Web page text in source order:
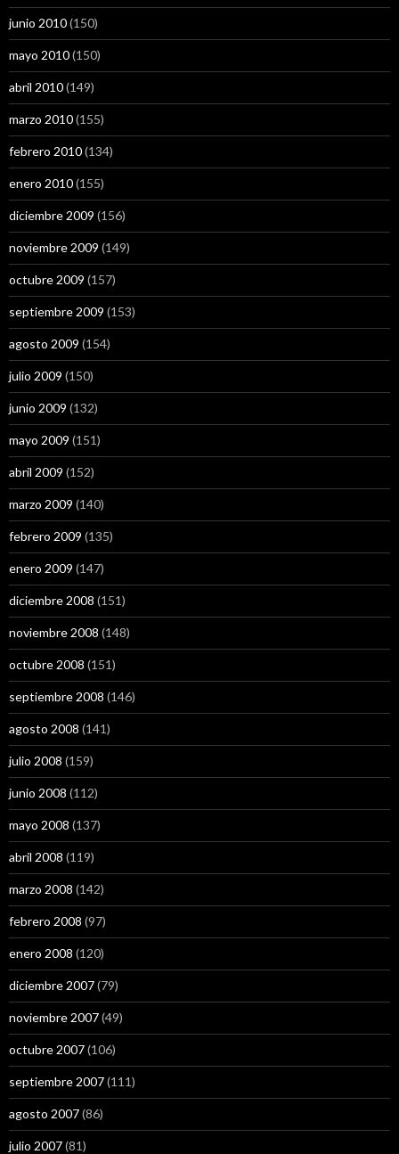
junio 2010(150)
mayo 2010(150)
abril 2010(149)
marzo 2010(155)
febrero 2010(134)
enero 2010(155)
diciembre 2009 (156)
noviembre 2009 (149)
octubre 2009 (157)
septiembre 2009 (153)
agosto 2009 (154)
julio 2009 (150)
junio 2009 (132)
mayo 2009 (151)
abril 2009 (152)
marzo 2009 (140)
febrero 2009 (135)
enero 2009 (147)
diciembre 2008 (151)
noviembre 2008 (148)
octubre 2008 (151)
septiembre 2008 (146)
agosto 2008 (141)
julio 2008 (159)
junio 2008 (112)
mayo 2008 (137)
abril 2008 (119)
marzo 2008 (142)
febrero 2008 (97)
enero 2008 (120)
diciembre 2007(79)
noviembre 2007(49)
octubre 2007(106)
septiembre 2007(111)
agosto 2007(86)
julio 2007(81)